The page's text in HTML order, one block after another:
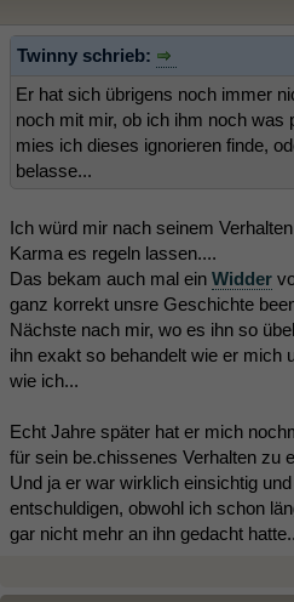
Twinny schrieb:
Er hat sich übrigens noch immer
noch mit mir, ob ich ihm noch was
mies ich dieses ignorieren finde,
belasse...
Ich würd mir nach seinem
Karma es regeln lassen....
Das bekam auch mal ein Widder
ganz korrekt unsre Geschichte
Nächste nach mir, wo es ihn so
ihn exakt so behandelt wie er mich
wie ich...
Echt Jahre später hat er mich
für sein be.chissenes Verhalten zu
Und ja er war wirklich einsichtig
entschuldigen, obwohl ich schon
gar nicht mehr an ihn gedacht